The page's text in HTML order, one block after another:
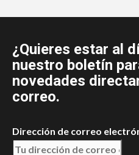
¿Quieres estar al
nuestro boletín
novedades
correo.
Dirección de correo